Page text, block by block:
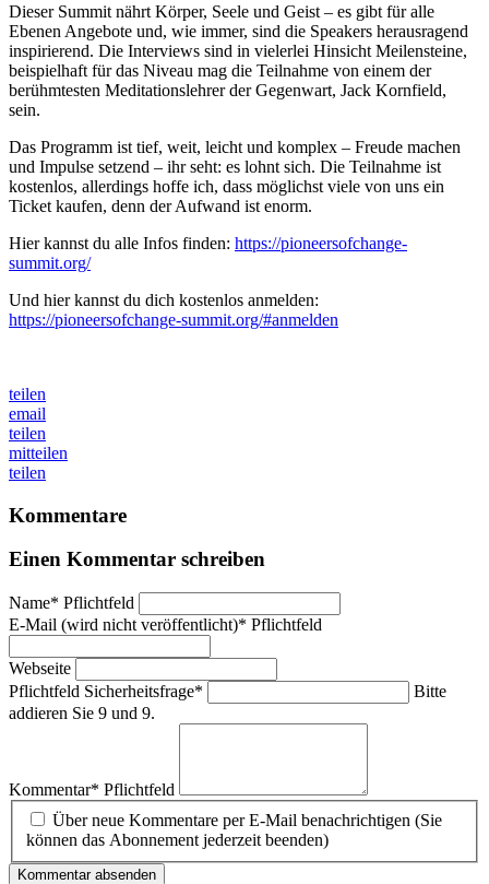
Dieser Summit nährt Körper, Seele und Geist – es gibt für alle
Ebenen Angebote und, wie immer, sind die Speakers herausragend
inspirierend. Die Interviews sind in vielerlei Hinsicht Meilensteine,
beispielhaft für das Niveau mag die Teilnahme von einem der
berühmtesten Meditationslehrer der Gegenwart, Jack Kornfield,
sein.
Das Programm ist tief, weit, leicht und komplex – Freude machen
und Impulse setzend – ihr seht: es lohnt sich. Die Teilnahme ist
kostenlos, allerdings hoffe ich, dass möglichst viele von uns ein
Ticket kaufen, denn der Aufwand ist enorm.
Hier kannst du alle Infos finden: https://pioneersofchange-
summit.org/
Und hier kannst du dich kostenlos anmelden:
https://pioneersofchange-summit.org/#anmelden
teilen
email
teilen
mitteilen
teilen
Kommentare
Einen Kommentar schreiben
Name* Pflichtfeld
E-Mail (wird nicht veröffentlicht)* Pflichtfeld
Webseite
Pflichtfeld Sicherheitsfrage*
Bitte
addieren Sie 9 und 9.
Kommentar* Pflichtfeld
Über neue Kommentare per E-Mail benachrichtigen (Sie
können das Abonnement jederzeit beenden)
Kommentar absenden